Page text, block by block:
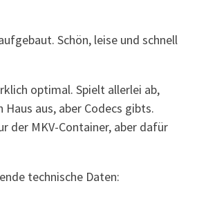
Schön, leise und schnell
optimal. Spielt allerlei ab,
Haus aus, aber Codecs gibts.
der MKV-Container, aber dafür
technische Daten: